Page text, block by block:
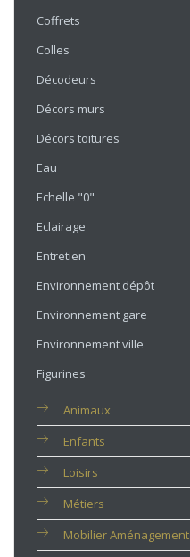
Coffrets
Colles
Décodeurs
Décors murs
Décors toitures
Eau
Echelle "0"
Eclairage
Entretien
Environnement dépôt
Environnement gare
Environnement ville
Figurines
Animaux
Enfants
Loisirs
Métiers
Mobilier Aménagement